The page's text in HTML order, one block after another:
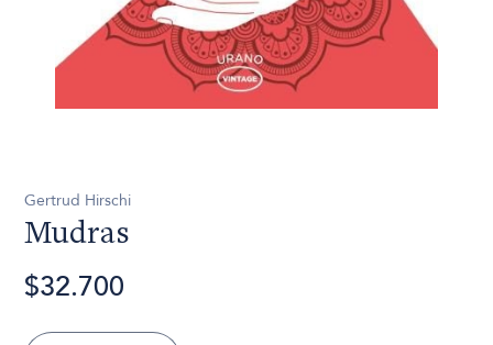
Gertrud Hirschi
Mudras
$32.700